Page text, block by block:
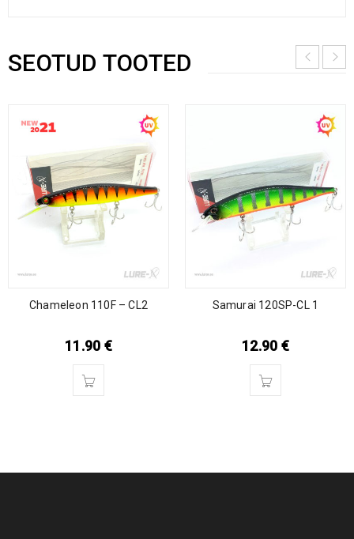
SEOTUD TOOTED
Chameleon 110F – CL2
11.90 €
Samurai 120SP-CL 1
12.90 €